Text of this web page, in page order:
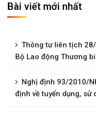
Bài viết mới nhất
Thông tư liên tịch 28/
Bộ Lao động Thương
Nghị định 93/2010/
định về tuyển dụng, sử